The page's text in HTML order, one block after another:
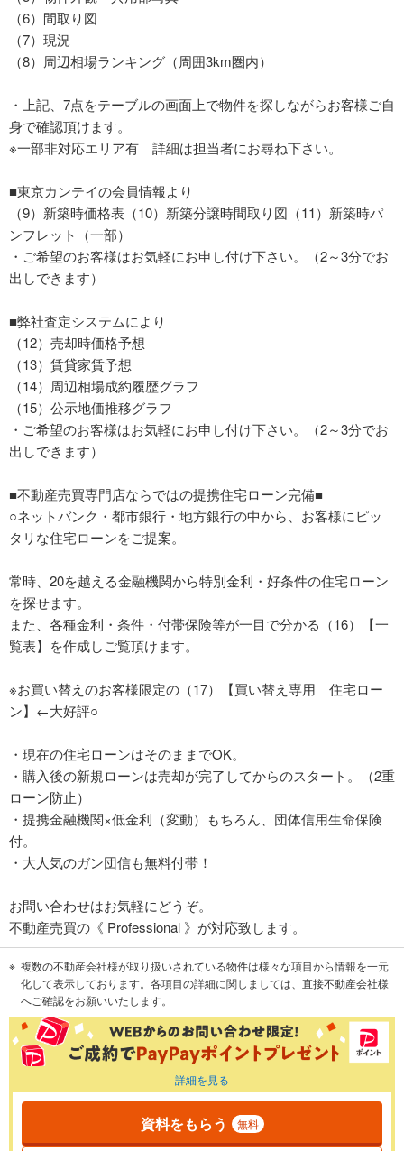
（6）間取り図
（7）現況
（8）周辺相場ランキング（周囲3km圏内）
・上記、7点をテーブルの画面上で物件を探しながらお客様ご自
身で確認頂けます。
※一部非対応エリア有 詳細は担当者にお尋ね下さい。
■東京カンテイの会員情報より
（9）新築時価格表（10）新築分譲時間取り図（11）新築時パ
ンフレット（一部）
・ご希望のお客様はお気軽にお申し付け下さい。（2～3分でお
出しできます）
■弊社査定システムにより
（12）売却時価格予想
（13）賃貸家賃予想
（14）周辺相場成約履歴グラフ
（15）公示地価推移グラフ
・ご希望のお客様はお気軽にお申し付け下さい。（2～3分でお
出しできます）
■不動産売買専門店ならではの提携住宅ローン完備■
○ネットバンク・都市銀行・地方銀行の中から、お客様にピッ
タリな住宅ローンをご提案。
常時、20を越える金融機関から特別金利・好条件の住宅ローン
を探せます。
また、各種金利・条件・付帯保険等が一目で分かる（16）【一
覧表】を作成しご覧頂けます。
※お買い替えのお客様限定の（17）【買い替え専用 住宅ロー
ン】←大好評○
・現在の住宅ローンはそのままでOK。
・購入後の新規ローンは売却が完了してからのスタート。（2重
ローン防止）
・提携金融機関×低金利（変動）もちろん、団体信用生命保険
付。
・大人気のガン団信も無料付帯！
お問い合わせはお気軽にどうぞ。
不動産売買の《 Professional 》が対応致します。
複数の不動産会社様が取り扱いされている物件は様々な項目から情報を一元
化して表示しております。各項目の詳細に関しましては、直接不動産会社様
へご確認をお願いいたします。
詳細を見る
資料をもらう 無料